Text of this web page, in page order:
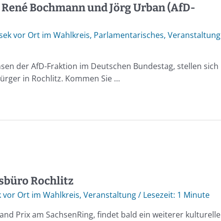
Bochmann und Jörg Urban (AfD-
vor Ort im Wahlkreis, Parlamentarisches, Veranstaltung
der AfD-Fraktion im Deutschen Bundestag, stellen sich
in Rochlitz. Kommen Sie …
Rochlitz
vor Ort im Wahlkreis, Veranstaltung/
1 Minute
Prix am SachsenRing, findet bald ein weiterer